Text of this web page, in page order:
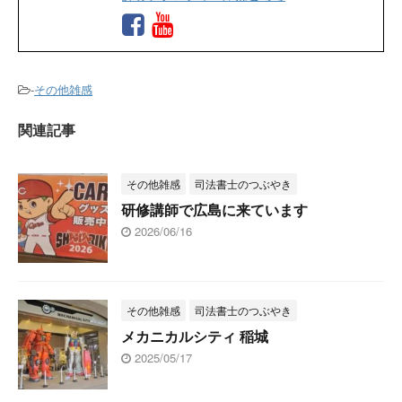
-その他雑感
関連記事
その他雑感 司法書士のつぶやき
研修講師で広島に来ています
2026/06/16
その他雑感 司法書士のつぶやき
メカニカルシティ 稲城
2025/05/17